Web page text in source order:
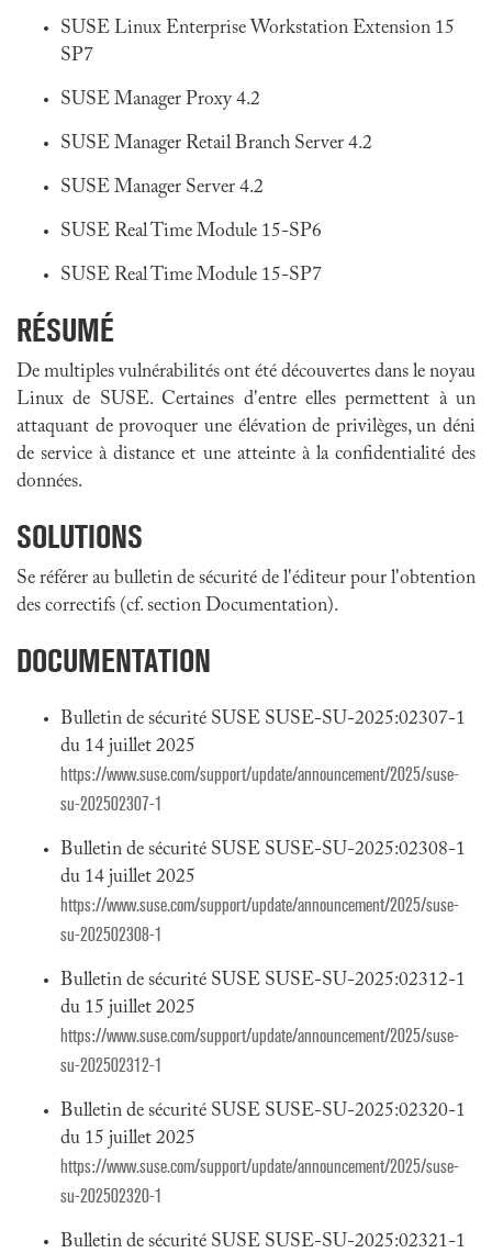
SUSE Linux Enterprise Workstation Extension 15
SP7
SUSE Manager Proxy 4.2
SUSE Manager Retail Branch Server 4.2
SUSE Manager Server 4.2
SUSE Real Time Module 15-SP6
SUSE Real Time Module 15-SP7
RÉSUMÉ
De multiples vulnérabilités ont été découvertes dans le noyau
Linux de SUSE. Certaines d'entre elles permettent à un
attaquant de provoquer une élévation de privilèges, un déni
de service à distance et une atteinte à la confidentialité des
données.
SOLUTIONS
Se référer au bulletin de sécurité de l'éditeur pour l'obtention
des correctifs (cf. section Documentation).
DOCUMENTATION
Bulletin de sécurité SUSE SUSE-SU-2025:02307-1
du 14 juillet 2025
https://www.suse.com/support/update/announcement/2025/suse-
su-202502307-1
Bulletin de sécurité SUSE SUSE-SU-2025:02308-1
du 14 juillet 2025
https://www.suse.com/support/update/announcement/2025/suse-
su-202502308-1
Bulletin de sécurité SUSE SUSE-SU-2025:02312-1
du 15 juillet 2025
https://www.suse.com/support/update/announcement/2025/suse-
su-202502312-1
Bulletin de sécurité SUSE SUSE-SU-2025:02320-1
du 15 juillet 2025
https://www.suse.com/support/update/announcement/2025/suse-
su-202502320-1
Bulletin de sécurité SUSE SUSE-SU-2025:02321-1